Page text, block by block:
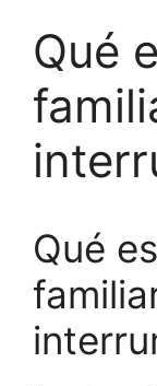
Qué
Qué